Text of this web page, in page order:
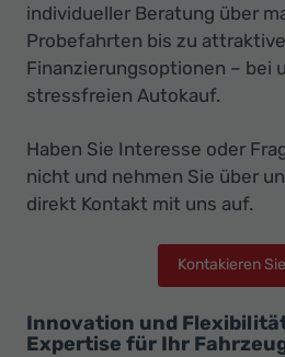
individueller Beratung über
Probefahrten bis zu
Finanzierungsoptionen – bei
stressfreien Autokauf.
Haben Sie Interesse oder
nicht und nehmen Sie über
direkt Kontakt mit uns auf.
Kontakieren
Innovation und
Expertise für Ihr